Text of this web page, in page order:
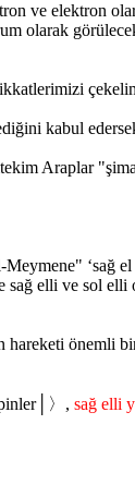
ve elektron
olarak
kabul
Araplar
‘sağ el
sağ elli ve sol
hareketi önemli
〉, sağ elli